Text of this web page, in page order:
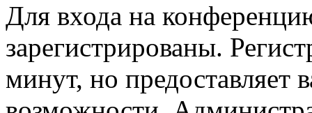
Для входа на
зарегистрированы.
минут, но предоставляет